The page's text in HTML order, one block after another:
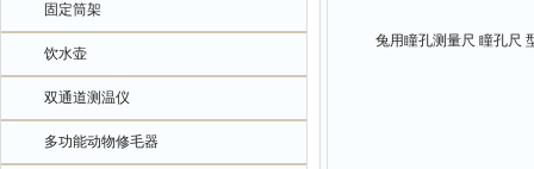
固定筒架
饮水壶
双通道测温仪
多功能动物修毛器